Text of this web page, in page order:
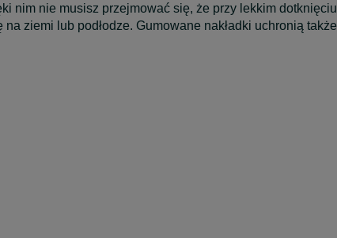
nim nie musisz przejmować się, że przy lekkim dotknięciu
ziemi lub podłodze. Gumowane nakładki uchronią także